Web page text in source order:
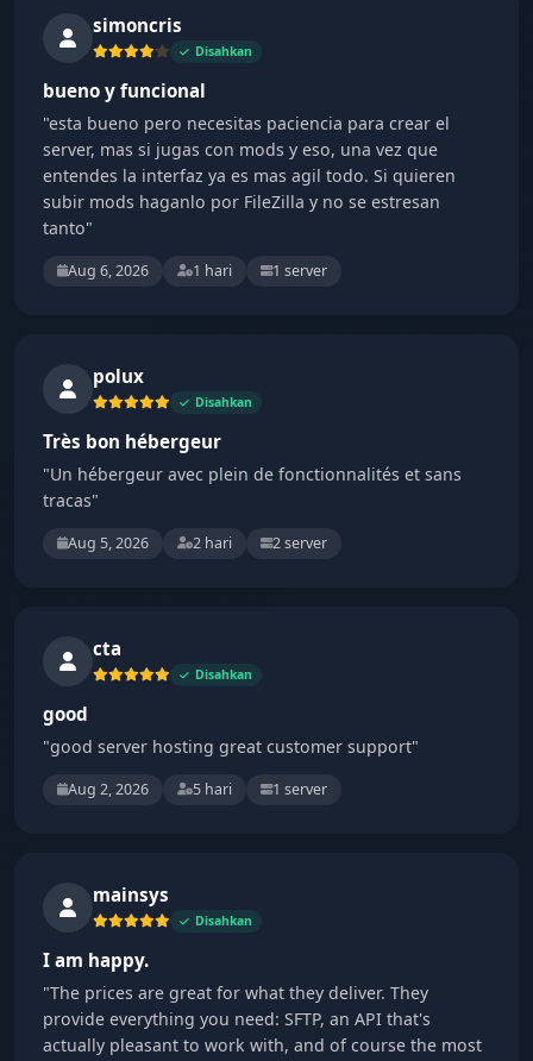
simoncris
Disahkan
bueno y funcional
"esta bueno pero necesitas paciencia para crear el
server, mas si jugas con mods y eso, una vez que
entendes la interfaz ya es mas agil todo. Si quieren
subir mods haganlo por FileZilla y no se estresan
tanto"
Aug 6, 2026 1 hari 1 server
polux
Disahkan
Très bon hébergeur
"Un hébergeur avec plein de fonctionnalités et sans
tracas"
Aug 5, 2026 2 hari 2 server
cta
Disahkan
good
"good server hosting great customer support"
Aug 2, 2026 5 hari 1 server
mainsys
Disahkan
I am happy.
"The prices are great for what they deliver. They
provide everything you need: SFTP, an API that's
actually pleasant to work with, and of course the most